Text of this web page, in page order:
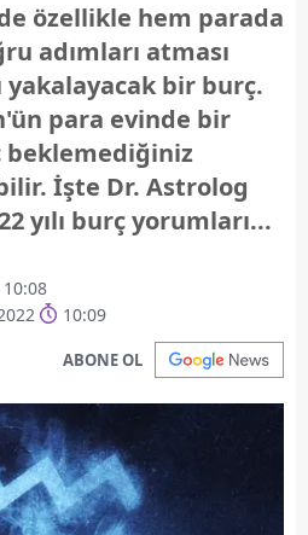
özellikle hem parada
adımları atması
yakalayacak bir burç.
para evinde bir
beklemediğiniz
İşte Dr. Astrolog
yılı burç yorumları...
10:08
10:09
ABONE OL